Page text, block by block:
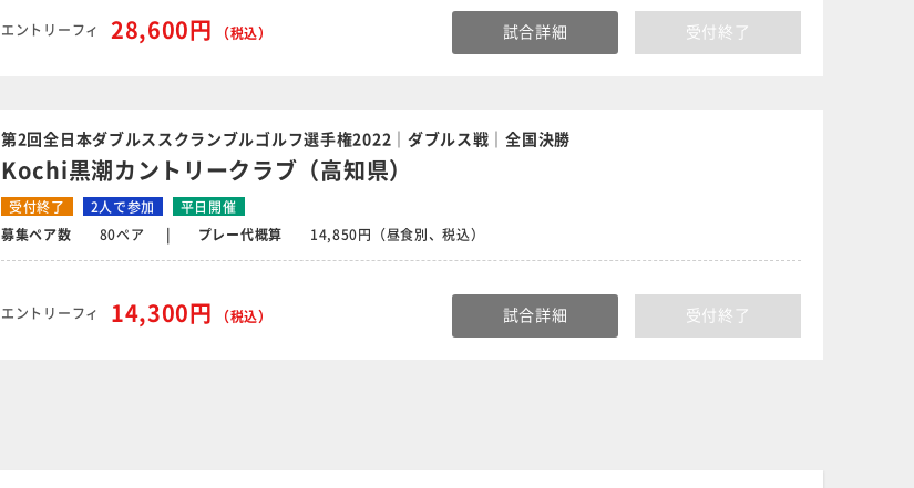
エントリーフィ 28,600円 （税込） 試合詳細 受付終了
第2回全日本ダブルススクランブルゴルフ選手権2022｜ダブルス戦｜全国決勝
Kochi黒潮カントリークラブ（高知県）
受付終了 2人で参加 平日開催
募集ペア数 80ペア プレー代概算 14,850円（昼食別、税込）
エントリーフィ 14,300円 （税込） 試合詳細 受付終了